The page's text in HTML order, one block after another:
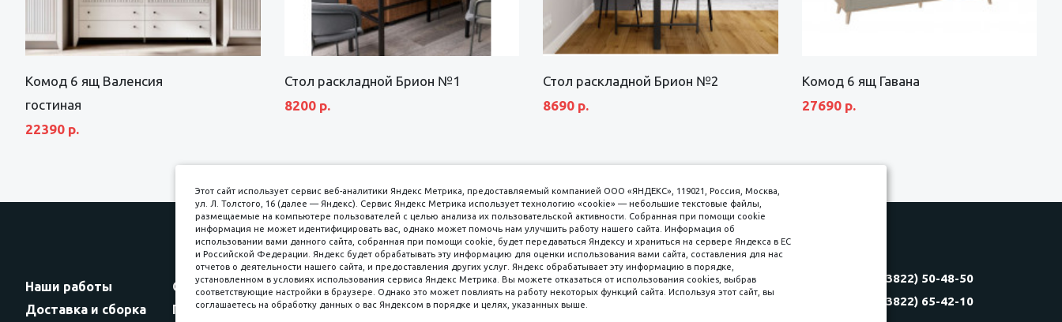
Комод 6 ящ Валенсия
гостиная
22390 р.
Стол раскладной Брион №1
8200 р.
Стол раскладной Брион №2
8690 р.
Комод 6 ящ Гавана
27690 р.
Наши работы
Оплата
Доставка и сборка
Гарантии
Принимаем к оплате пл. Соляная, 6, стр. 16
8 (3822) 60-70-30
8 (3822) 50-48-50
8 (3822) 65-42-10
Этот сайт использует сервис веб-аналитики Яндекс Метрика, предоставляемый компанией ООО «ЯНДЕКС», 119021, Россия, Москва,
ул. Л. Толстого, 16 (далее — Яндекс). Сервис Яндекс Метрика использует технологию «cookie» — небольшие текстовые файлы,
размещаемые на компьютере пользователей с целью анализа их пользовательской активности. Собранная при помощи cookie
информация не может идентифицировать вас, однако может помочь нам улучшить работу нашего сайта. Информация об
использовании вами данного сайта, собранная при помощи cookie, будет передаваться Яндексу и храниться на сервере Яндекса в ЕС
и Российской Федерации. Яндекс будет обрабатывать эту информацию для оценки использования вами сайта, составления для нас
отчетов о деятельности нашего сайта, и предоставления других услуг. Яндекс обрабатывает эту информацию в порядке,
установленном в условиях использования сервиса Яндекс Метрика. Вы можете отказаться от использования cookies, выбрав
соответствующие настройки в браузере. Однако это может повлиять на работу некоторых функций сайта. Используя этот сайт, вы
соглашаетесь на обработку данных о вас Яндексом в порядке и целях, указанных выше.